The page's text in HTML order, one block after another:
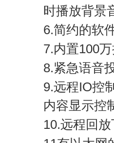
时播放背景
6.简约的软
7.内置100
8.紧急语音
9.远程IO控
内容显示控
10.远程回